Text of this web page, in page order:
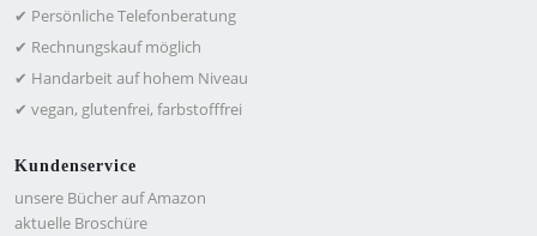
✔ Persönliche Telefonberatung
✔ Rechnungskauf möglich
✔ Handarbeit auf hohem Niveau
✔ vegan, glutenfrei, farbstofffrei
Kundenservice
unsere Bücher auf Amazon
aktuelle Broschüre